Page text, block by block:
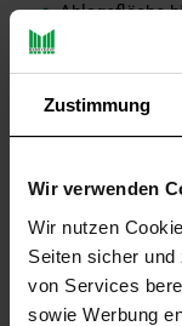
Zustimmung
Wir verwenden
Wir nutzen
Seiten sicher
von Services
sowie Werbung
Ablagefläche
Abmessungen
Breite: 41 cm
Tiefe: 41 cm
Durchmesser
Durchmesser